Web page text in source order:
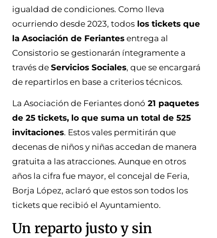
igualdad de condiciones. Como lleva
ocurriendo desde 2023, todos los tickets que
la Asociación de Feriantes entrega al
Consistorio se gestionarán íntegramente a
través de Servicios Sociales, que se encargará
de repartirlos en base a criterios técnicos.
La Asociación de Feriantes donó 21 paquetes
de 25 tickets, lo que suma un total de 525
invitaciones. Estos vales permitirán que
decenas de niños y niñas accedan de manera
gratuita a las atracciones. Aunque en otros
años la cifra fue mayor, el concejal de Feria,
Borja López, aclaró que estos son todos los
tickets que recibió el Ayuntamiento.
Un reparto justo y sin